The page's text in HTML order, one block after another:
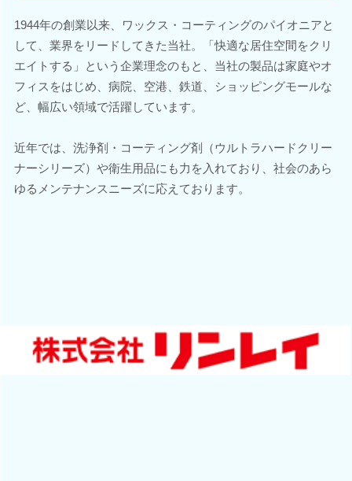
1944年の創業以来、ワックス・コーティングのパイオニアと
して、業界をリードしてきた当社。「快適な居住空間をクリ
エイトする」という企業理念のもと、当社の製品は家庭やオ
フィスをはじめ、病院、空港、鉄道、ショッピングモールな
ど、幅広い領域で活躍しています。
近年では、洗浄剤・コーティング剤（ウルトラハードクリー
ナーシリーズ）や衛生用品にも力を入れており、社会のあら
ゆるメンテナンスニーズに応えております。